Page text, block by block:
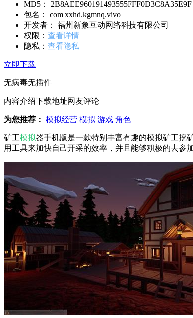
MD5： 2B8AEE960191493555FFF0D3C8A35E9F
包名： com.xxhd.kgmnq.vivo
开发者： 福州新象互动网络科技有限公司
权限： 查看详情
隐私： 查看隐私
立即下载
无病毒无插件
内容介绍下载地址网友评论
为您推荐： 模拟经营 模拟 游戏 角色
矿工模拟器手机版是一款特别丰富有趣的模拟矿工挖
用工具来加快自己开采的效率，并且能够积极的去参